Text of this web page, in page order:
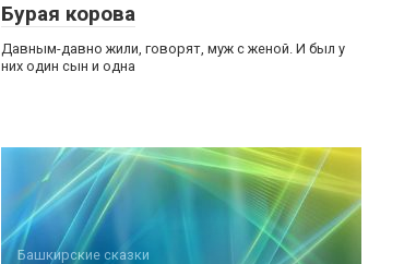
Бурая корова
Давным-давно жили, говорят, муж с женой. И был у
них один сын и одна
Башкирские сказки